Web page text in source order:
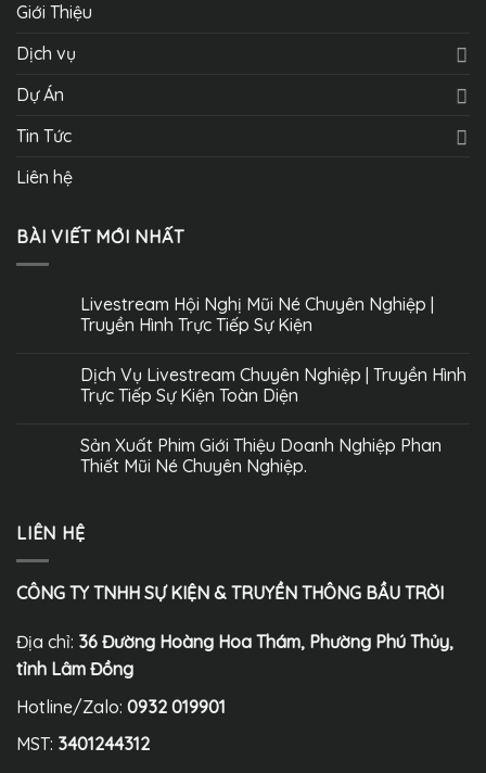
Giới Thiệu
Dịch vụ
Dự Án
Tin Tức
Liên hệ
BÀI VIẾT MỚI NHẤT
Livestream Hội Nghị Mũi Né Chuyên Nghiệp |
Truyền Hình Trực Tiếp Sự Kiện
Dịch Vụ Livestream Chuyên Nghiệp | Truyền Hình
Trực Tiếp Sự Kiện Toàn Diện
Sản Xuất Phim Giới Thiệu Doanh Nghiệp Phan
Thiết Mũi Né Chuyên Nghiệp.
LIÊN HỆ
CÔNG TY TNHH SỰ KIỆN & TRUYỀN THÔNG BẦU TRỜI
Địa chỉ: 36 Đường Hoàng Hoa Thám, Phường Phú Thủy,
tỉnh Lâm Đồng
Hotline/Zalo: 0932 019901
MST: 3401244312